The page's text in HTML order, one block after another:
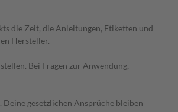
die Zeit, die Anleitungen, Etiketten und
Hersteller.
Bei Fragen zur Anwendung,
gesetzlichen Ansprüche bleiben